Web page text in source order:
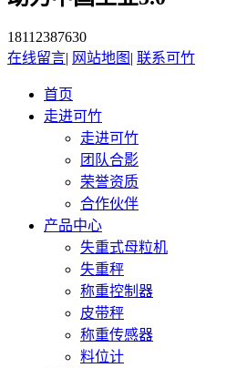
18112387630
在线留言| 网站地图 | 联系可竹
首页
走进可竹
走进可竹
团队合影
荣誉资质
合作伙伴
产品中心
失重式母粒机
失重秤
称重控制器
皮带秤
称重传感器
料位计